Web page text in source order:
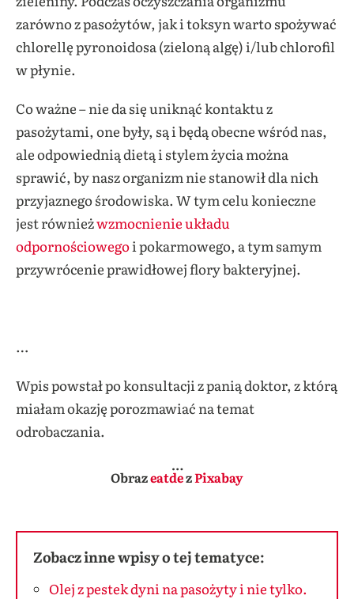
zarówno z pasożytów, jak i toksyn warto spożywać
chlorellę pyronoidosa (zieloną algę) i/lub chlorofil
w płynie.
Co ważne – nie da się uniknąć kontaktu z
pasożytami, one były, są i będą obecne wśród nas,
ale odpowiednią dietą i stylem życia można
sprawić, by nasz organizm nie stanowił dla nich
przyjaznego środowiska. W tym celu konieczne
jest równieżwzmocnienie układu
odpornościowegoi pokarmowego, a tym samym
przywrócenie prawidłowej flory bakteryjnej.
…
Wpis powstał po konsultacji z panią doktor, z którą
miałam okazję porozmawiać na temat
odrobaczania.
…
ObrazeatdezPixabay
Zobacz inne wpisy o tej tematyce:
Olej z pestek dyni na pasożyty i nie tylko.